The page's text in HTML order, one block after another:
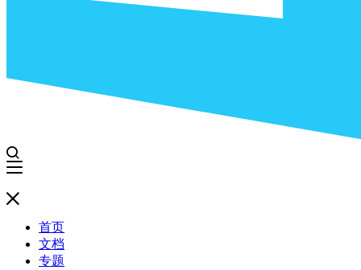
首页
文档
专题